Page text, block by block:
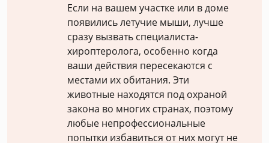
Если на вашем участке или в доме
появились летучие мыши, лучше
сразу вызвать специалиста-
хироптеролога, особенно когда
ваши действия пересекаются с
местами их обитания. Эти
животные находятся под охраной
закона во многих странах, поэтому
любые непрофессиональные
попытки избавиться от них могут не